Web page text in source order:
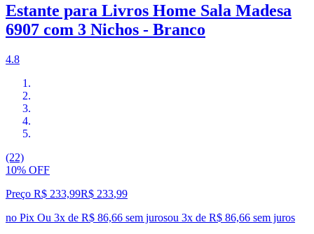
Estante para Livros Home Sala Madesa
6907 com 3 Nichos - Branco
4.8
(22)
10% OFF
Preço R$ 233,99R$ 233,99
no Pix Ou 3x de R$ 86,66 sem jurosou 3x de R$ 86,66 sem juros